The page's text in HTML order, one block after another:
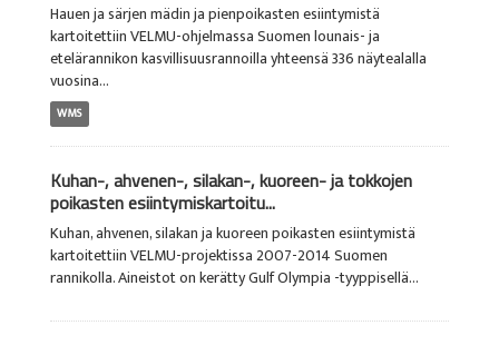
Hauen ja särjen mädin ja pienpoikasten esiintymistä
kartoitettiin VELMU-ohjelmassa Suomen lounais- ja
etelärannikon kasvillisuusrannoilla yhteensä 336 näytealalla
vuosina...
WMS
Kuhan-, ahvenen-, silakan-, kuoreen- ja tokkojen
poikasten esiintymiskartoitu...
Kuhan, ahvenen, silakan ja kuoreen poikasten esiintymistä
kartoitettiin VELMU-projektissa 2007-2014 Suomen
rannikolla. Aineistot on kerätty Gulf Olympia -tyyppisellä...